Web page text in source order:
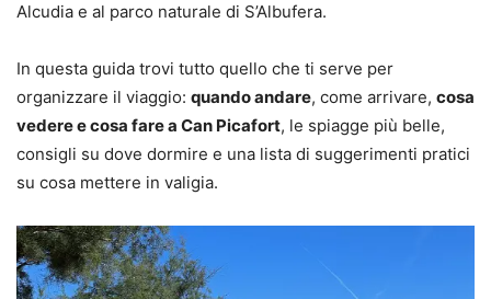
Alcudia e al parco naturale di S’Albufera.
In questa guida trovi tutto quello che ti serve per
organizzare il viaggio: quando andare, come arrivare, cosa
vedere e cosa fare a Can Picafort, le spiagge più belle,
consigli su dove dormire e una lista di suggerimenti pratici
su cosa mettere in valigia.